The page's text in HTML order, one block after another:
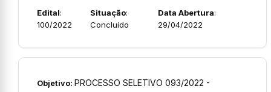
Edital:
100/2022
Situação:
Concluido
Data Abertura:
29/04/2022
Objetivo: PROCESSO SELETIVO 093/2022 -